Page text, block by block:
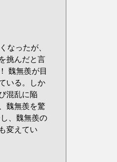
なったが、
挑んだと言
魏無羨が目
いる。しか
混乱に陥
魏無羨を驚
、魏無羨の
変えてい